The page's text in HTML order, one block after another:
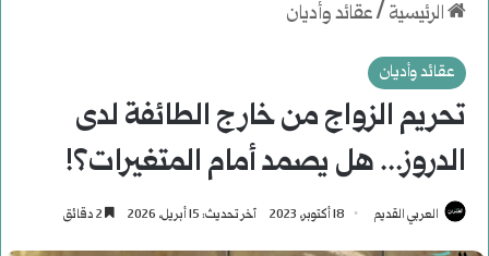
الرئيسية /عقائد وأديان
عقائد وأديان
تحريم الزواج من خارج الطائفة لدى
الدروز... هل يصمد أمام المتغيرات؟!
العربي القديم 18 أكتوبر، 2023 آخر تحديث: 15 أبريل، 2026